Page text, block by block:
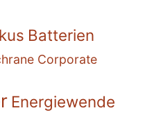
Batterien
Corporate
Energiewende